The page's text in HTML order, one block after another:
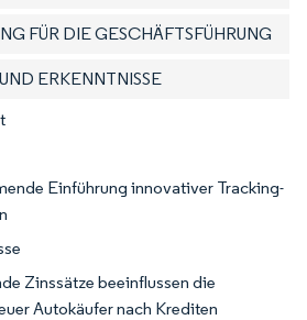
FÜR DIE GESCHÄFTSFÜHRUNG
ERKENNTNISSE
Einführung innovativer Tracking-
Zinssätze beeinflussen die
Autokäufer nach Krediten